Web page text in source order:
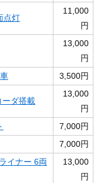
点灯
11,000
円
13,000
円
3,500円
ーダ搭載
13,000
円
7,000円
7,000円
イナー 6両
13,000
円